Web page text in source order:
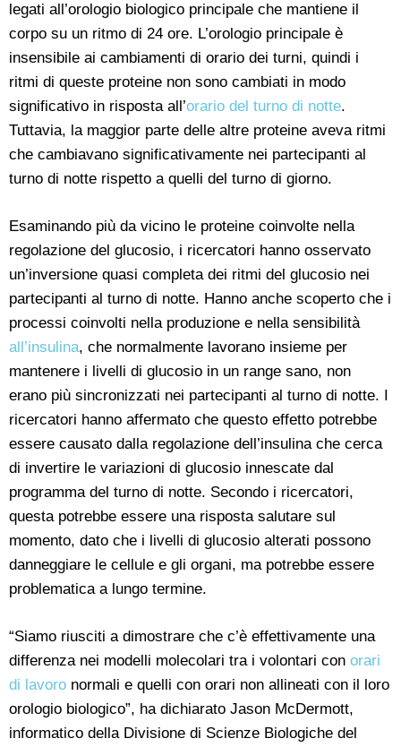
legati all’orologio biologico principale che mantiene il
corpo su un ritmo di 24 ore. L’orologio principale è
insensibile ai cambiamenti di orario dei turni, quindi i
ritmi di queste proteine non sono cambiati in modo
significativo in risposta all’orario del turno di notte.
Tuttavia, la maggior parte delle altre proteine aveva ritmi
che cambiavano significativamente nei partecipanti al
turno di notte rispetto a quelli del turno di giorno.
Esaminando più da vicino le proteine coinvolte nella
regolazione del glucosio, i ricercatori hanno osservato
un’inversione quasi completa dei ritmi del glucosio nei
partecipanti al turno di notte. Hanno anche scoperto che i
processi coinvolti nella produzione e nella sensibilità
all’insulina, che normalmente lavorano insieme per
mantenere i livelli di glucosio in un range sano, non
erano più sincronizzati nei partecipanti al turno di notte. I
ricercatori hanno affermato che questo effetto potrebbe
essere causato dalla regolazione dell’insulina che cerca
di invertire le variazioni di glucosio innescate dal
programma del turno di notte. Secondo i ricercatori,
questa potrebbe essere una risposta salutare sul
momento, dato che i livelli di glucosio alterati possono
danneggiare le cellule e gli organi, ma potrebbe essere
problematica a lungo termine.
“Siamo riusciti a dimostrare che c’è effettivamente una
differenza nei modelli molecolari tra i volontari con orari
di lavoro normali e quelli con orari non allineati con il loro
orologio biologico”, ha dichiarato Jason McDermott,
informatico della Divisione di Scienze Biologiche del